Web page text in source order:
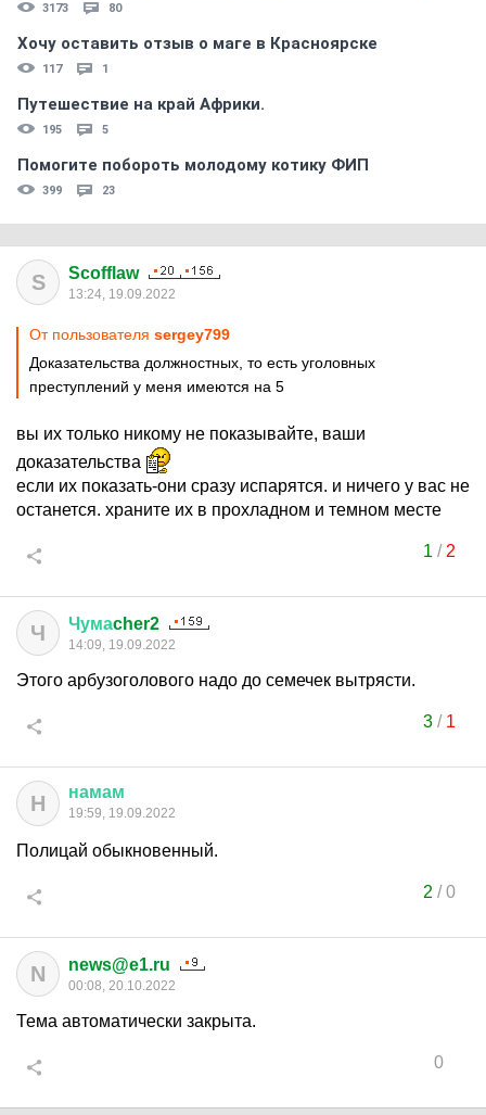
3173 80
Хочу оставить отзыв о маге в Красноярске
117 1
Путешествие на край Африки.
195 5
Помогите побороть молодому котику ФИП
399 23
S Scofflaw
13:24, 19.09.2022
От пользователя sergey799
Доказательства должностных, то есть уголовных
преступлений у меня имеются на 5
вы их только никому не показывайте, ваши
доказательства
если их показать-они сразу испарятся. и ничего у вас не
останется. храните их в прохладном и темном месте
1 / 2
Ч Чумаcher2
14:09, 19.09.2022
Этого арбузоголового надо до семечек вытрясти.
3/ 1
Н намам
19:59, 19.09.2022
Полицай обыкновенный.
2 /0
N news@e1.ru
00:08, 20.10.2022
Тема автоматически закрыта.
0